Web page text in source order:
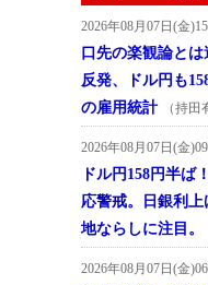
2026年08月07日(金
口先の楽観論と
反発、ドル円も
の雇用統計
（持田
2026年08月07日(金
ドル円158円半
応警戒。日銀利
地ならしに注目。
2026年08月07日(金